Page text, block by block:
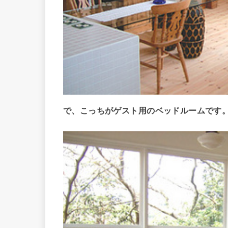
で、こっちがゲスト用のベッドルームです